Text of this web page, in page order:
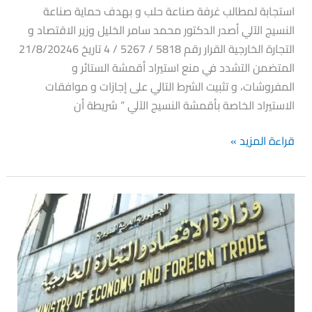
استجابة لمطالب غرفة صناعة حلب و بهدف حماية صناعة
النسيج الآلي أصدر الدكتور محمد سامر الخليل وزير الاقتصاد و
التجارة الخارجية القرار رقم 5818 / 5267 / 4 تاريخ 21/8/20246
المتضمن التشدد في منع استيراد أقمشة الستائر و
المفروشات، و تثبيت الشرط التالي على إجازات و موافقات
الاستيراد الخاصة بأقمشة النسيج الآلي ” شريطة أن
التشدد
في
منع
استيراد
أقمشة
الستائر
المفروشات
قراءة المزيد »
الموافقة
على
توصية
اللجنة
الاقتصادية
بسماح